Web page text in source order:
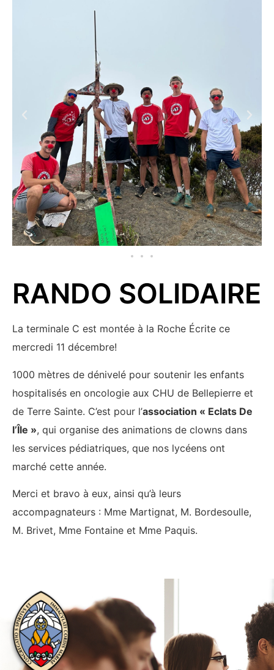
RANDO SOLIDAIRE
La terminale C est montée à la Roche Écrite ce
mercredi 11 décembre!
1000 mètres de dénivelé pour soutenir les enfants
hospitalisés en oncologie aux CHU de Bellepierre et
de Terre Sainte. C’est pour l’association « Eclats De
l’Île », qui organise des animations de clowns dans
les services pédiatriques, que nos lycéens ont
marché cette année.
Merci et bravo à eux, ainsi qu’à leurs
accompagnateurs : Mme Martignat, M. Bordesoulle,
M. Brivet, Mme Fontaine et Mme Paquis.